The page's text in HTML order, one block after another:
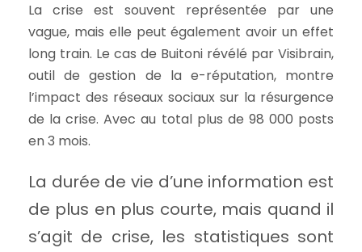
La crise est souvent représentée par une
vague, mais elle peut également avoir un effet
long train. Le cas de Buitoni révélé par Visibrain,
outil de gestion de la e-réputation, montre
l’impact des réseaux sociaux sur la résurgence
de la crise. Avec au total plus de 98 000 posts
en 3 mois.
La durée de vie d’une information est
de plus en plus courte, mais quand il
s’agit de crise, les statistiques sont